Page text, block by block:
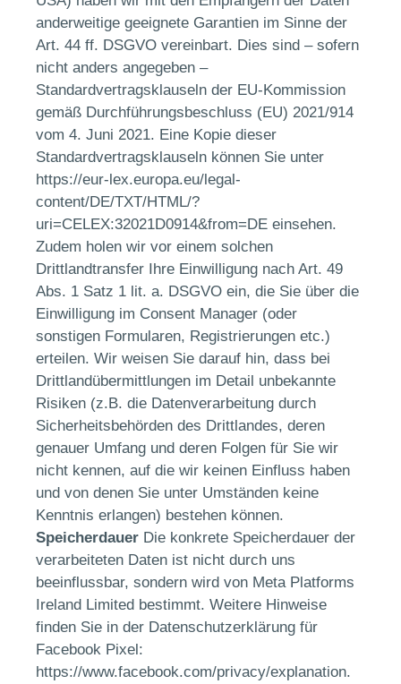
anderweitige geeignete Garantien im Sinne der
Art. 44 ff. DSGVO vereinbart. Dies sind – sofern
nicht anders angegeben –
Standardvertragsklauseln der EU-Kommission
gemäß Durchführungsbeschluss (EU) 2021/914
vom 4. Juni 2021. Eine Kopie dieser
Standardvertragsklauseln können Sie unter
https://eur-lex.europa.eu/legal-
content/DE/TXT/HTML/?
uri=CELEX:32021D0914&from=DE einsehen.
Zudem holen wir vor einem solchen
Drittlandtransfer Ihre Einwilligung nach Art. 49
Abs. 1 Satz 1 lit. a. DSGVO ein, die Sie über die
Einwilligung im Consent Manager (oder
sonstigen Formularen, Registrierungen etc.)
erteilen. Wir weisen Sie darauf hin, dass bei
Drittlandübermittlungen im Detail unbekannte
Risiken (z.B. die Datenverarbeitung durch
Sicherheitsbehörden des Drittlandes, deren
genauer Umfang und deren Folgen für Sie wir
nicht kennen, auf die wir keinen Einfluss haben
und von denen Sie unter Umständen keine
Kenntnis erlangen) bestehen können.
Speicherdauer Die konkrete Speicherdauer der
verarbeiteten Daten ist nicht durch uns
beeinflussbar, sondern wird von Meta Platforms
Ireland Limited bestimmt. Weitere Hinweise
finden Sie in der Datenschutzerklärung für
Facebook Pixel:
https://www.facebook.com/privacy/explanation.